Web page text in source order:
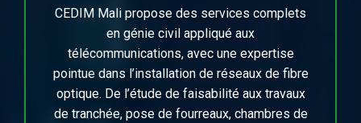
CEDIM Mali propose des services complets
en génie civil appliqué aux
télécommunications, avec une expertise
pointue dans l’installation de réseaux de fibre
optique. De l’étude de faisabilité aux travaux
de tranchée, pose de fourreaux, chambres de